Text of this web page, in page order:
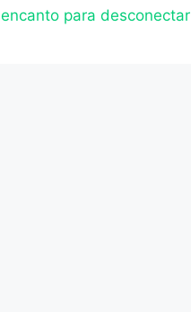
encanto para desconectar